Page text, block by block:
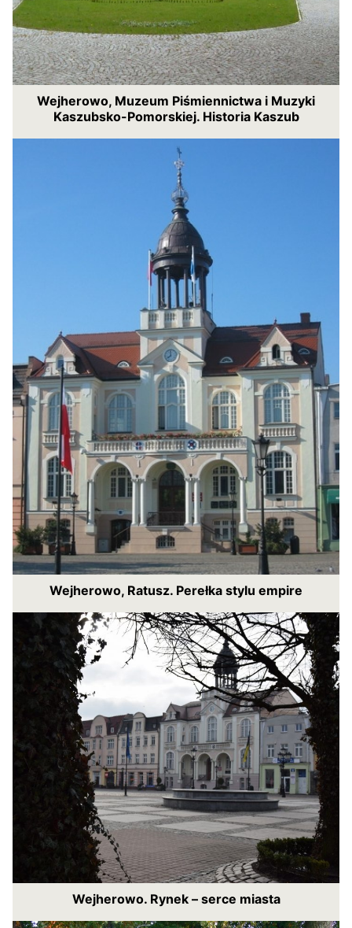
Wejherowo, Muzeum Piśmiennictwa i Muzyki
Kaszubsko-Pomorskiej. Historia Kaszub
Wejherowo, Ratusz. Perełka stylu empire
Wejherowo. Rynek – serce miasta